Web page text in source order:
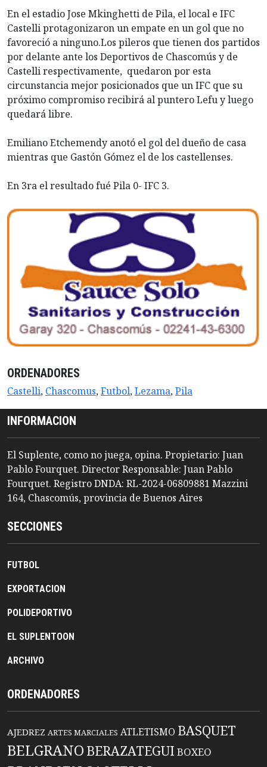
En el estadio Jose Mkinghetti de Pila, el local e IFC
Castelli protagonizaron un empate en un gol que no
favoreció a ninguno.Los pileros que tienen dos partidos
por delante ante los Deportivos de Chascomús y de
Castelli respectivamente, quedaron por esta
circunstancia mejor posicionados que un IFC que su
próximo compromiso recibirá al puntero Lefu y luego
quedará libre.
Emiliano Etchemendy anotó el gol del dueño de casa
mientras que Gastón Gómez el de los castellenses.
En 3ra el resultado fué Pila 0- IFC 3.
ORDENADORES
Castelli, Chascomus,Futbol,Lezama,Pila
INFORMACION
El Suplente, como no juega, opina. Propietario: Juan
Pablo Fourquet. Director Responsable: Juan Pablo
Fourquet. Registro DNDA: RL-2024-06809881 Mazzini
164, Chascomús, provincia de Buenos Aires
SECCIONES
FUTBOL
EXPORTACION
POLIDEPORTIVO
EL SUPLENTOON
ARCHIVO
ORDENADORES
AJEDREZ ARTES MARCIALES ATLETISMO BASQUET
BELGRANO BERAZATEGUIBOXEO